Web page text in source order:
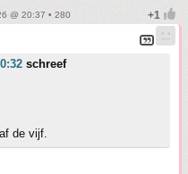
@ 20:37 • 280
schreef
de vijf.